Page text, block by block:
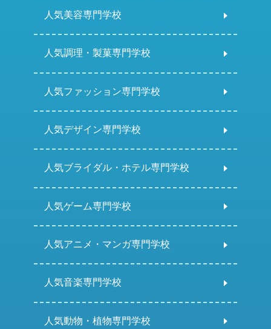
人気美容専門学校
人気調理・製菓専門学校
人気ファッション専門学校
人気デザイン専門学校
人気ブライダル・ホテル専門学校
人気ゲーム専門学校
人気アニメ・マンガ専門学校
人気音楽専門学校
人気動物・植物専門学校